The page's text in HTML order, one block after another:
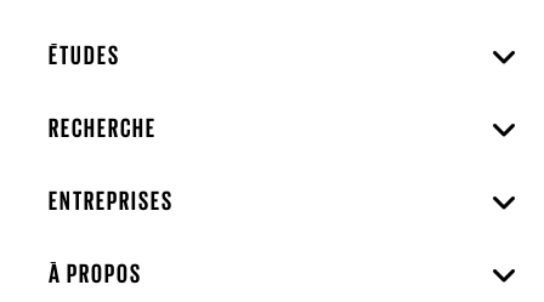
ÉTUDES
RECHERCHE
ENTREPRISES
À PROPOS